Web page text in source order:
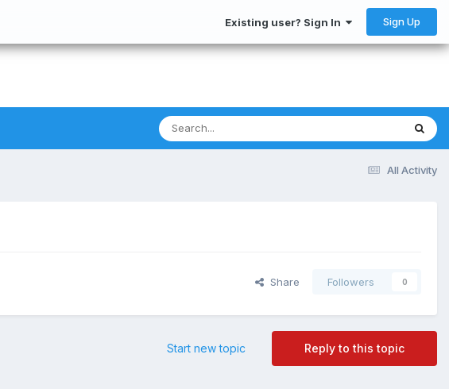
Existing user? Sign In Sign Up
All Activity
Share Followers 0
Reply to this topic
Start new topic